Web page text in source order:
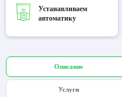
Устанавливаем
автоматику
Описание
Услуги